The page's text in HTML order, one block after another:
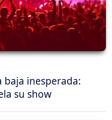
baja inesperada:
su show